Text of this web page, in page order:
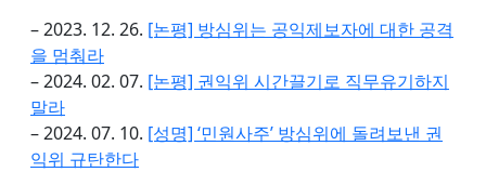
– 2023. 12. 26. [논평] 방심위는 공익제보자에 대한 공격
을 멈춰라
– 2024. 02. 07. [논평] 권익위 시간끌기로 직무유기하지
말라
– 2024. 07. 10. [성명] ‘민원사주’ 방심위에 돌려보낸 권
익위 규탄한다